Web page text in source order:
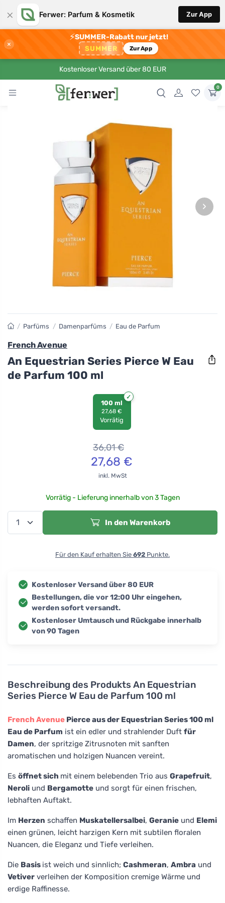
× Ferwer: Parfum & Kosmetik Zur App
×
⚡SUMMER-Rabatt nur jetzt!
SUMMER Zur App
Kostenloser Versand über 80 EUR
0
›
Beschreibung des Produkts An Equestrian
Series Pierce W Eau de Parfum 100 ml
French Avenue Pierce aus der Equestrian Series 100 ml
Eau de Parfum ist ein edler und strahlender Duft für
Damen, der spritzige Zitrusnoten mit sanften
aromatischen und holzigen Nuancen vereint.
Es öffnet sich mit einem belebenden Trio aus Grapefruit,
Neroli und Bergamotte und sorgt für einen frischen,
lebhaften Auftakt.
Im Herzen schaffen Muskatellersalbei, Geranie und Elemi
einen grünen, leicht harzigen Kern mit subtilen floralen
Nuancen, die Eleganz und Tiefe verleihen.
Die Basis ist weich und sinnlich; Cashmeran, Ambra und
Vetiver verleihen der Komposition cremige Wärme und
erdige Raffinesse.
/ Parfüms / Damenparfüms / Eau de Parfum
French Avenue
An Equestrian Series Pierce W Eau
de Parfum 100 ml
100 ml
27,68 €
Vorrätig
36,01€
27,68 €
inkl. MwSt
Vorrätig - Lieferung innerhalb von 3 Tagen
In den Warenkorb
Für den Kauf erhalten Sie 692 Punkte.
Kostenloser Versand über 80 EUR
Bestellungen, die vor 12:00 Uhr eingehen,
werden sofort versandt.
Kostenloser Umtausch und Rückgabe innerhalb
von 90 Tagen